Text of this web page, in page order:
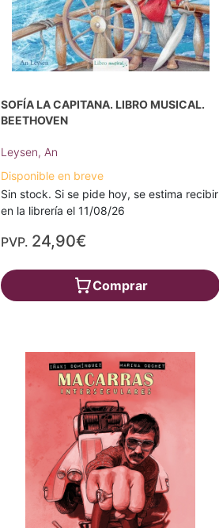
SOFÍA LA CAPITANA. LIBRO MUSICAL.
BEETHOVEN
Leysen, An
Disponible en breve
Sin stock. Si se pide hoy, se estima recibir
en la librería el 11/08/26
PVP. 24,90€
Comprar